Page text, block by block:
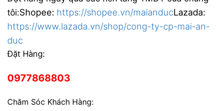
tôi:Shopee: https://shopee.vn/maianducLazada:
https://www.lazada.vn/shop/cong-ty-cp-mai-an-
duc
Đặt Hàng:
0977868803
Chăm Sóc Khách Hàng: